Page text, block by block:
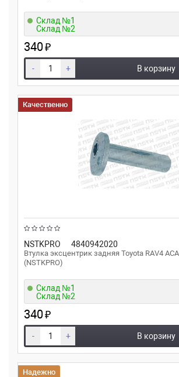
Склад №1
Склад №2
340₽
- + В корзину
NSTKPRO 4840942020
Втулка эксцентрик задняя Toyota RAV4
(NSTKPRO)
Качественно
Склад №1
Склад №2
340₽
- + В корзину
Надежно